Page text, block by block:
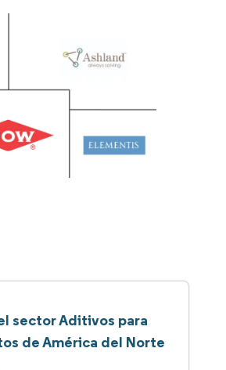
sector Aditivos para
de América del Norte